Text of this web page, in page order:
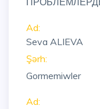
Ad:
Seva ALIEVA
Şərh:
Gormemiwler
Ad: